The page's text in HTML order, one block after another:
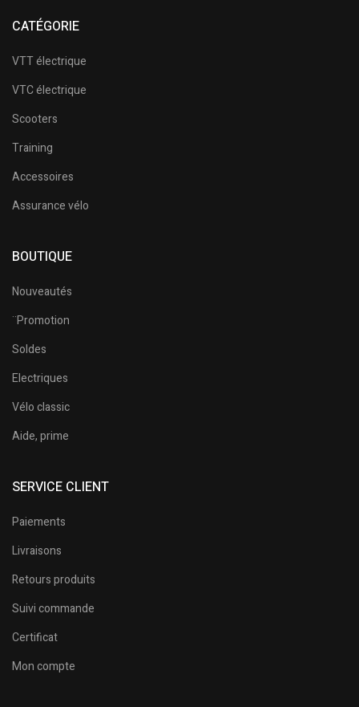
CATÉGORIE
VTT électrique
VTC électrique
Scooters
Training
Accessoires
Assurance vélo
BOUTIQUE
Nouveautés
¨Promotion
Soldes
Electriques
Vélo classic
Aide, prime
SERVICE CLIENT
Paiements
Livraisons
Retours produits
Suivi commande
Certificat
Mon compte